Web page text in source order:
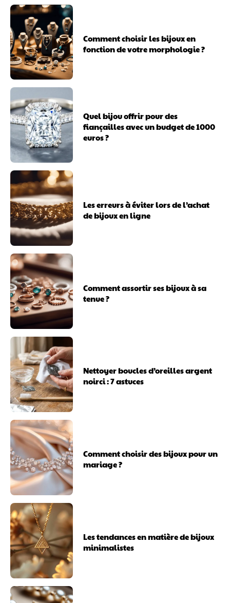
Comment choisir les bijoux en
fonction de votre morphologie ?
Quel bijou offrir pour des
fiançailles avec un budget de 1000
euros ?
Les erreurs à éviter lors de l’achat
de bijoux en ligne
Comment assortir ses bijoux à sa
tenue ?
Nettoyer boucles d’oreilles argent
noirci : 7 astuces
Comment choisir des bijoux pour un
mariage ?
Les tendances en matière de bijoux
minimalistes